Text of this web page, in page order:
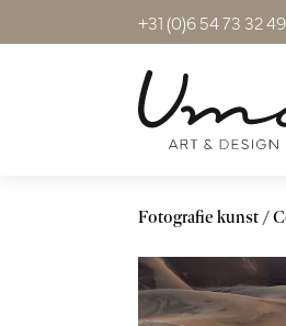
+31 (0)6 54 73 32 49
Fotografie kunst